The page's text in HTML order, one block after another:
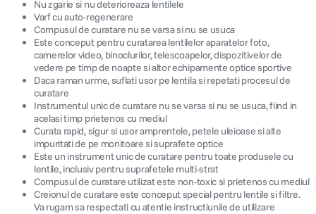
Nu zgarie si nu deterioreaza lentilele
Varf cu auto-regenerare
Compusul de curatare nu se varsa si nu se usuca
Este conceput pentru curatarea lentilelor aparatelor foto,
camerelor video, binoclurilor, telescoapelor, dispozitivelor de
vedere pe timp de noapte si altor echipamente optice sportive
Daca raman urme, suflati usor pe lentila si repetati procesul de
curatare
Instrumentul unic de curatare nu se varsa si nu se usuca, fiind in
acelasi timp prietenos cu mediul
Curata rapid, sigur si usor amprentele, petele uleioase si alte
impuritati de pe monitoare si suprafete optice
Este un instrument unic de curatare pentru toate produsele cu
lentile, inclusiv pentru suprafetele multi-strat
Compusul de curatare utilizat este non-toxic si prietenos cu mediul
Creionul de curatare este conceput special pentru lentile si filtre.
Va rugam sa respectati cu atentie instructiunile de utilizare